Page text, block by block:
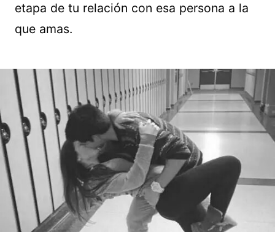
etapa de tu relación con esa persona a la
que amas.